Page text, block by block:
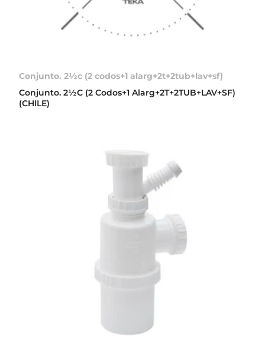
Conjunto. 2½c (2 codos+1 alarg+2t+2tub+lav+sf)
Conjunto. 2½C (2 Codos+1 Alarg+2T+2TUB+LAV+SF)
(CHILE)